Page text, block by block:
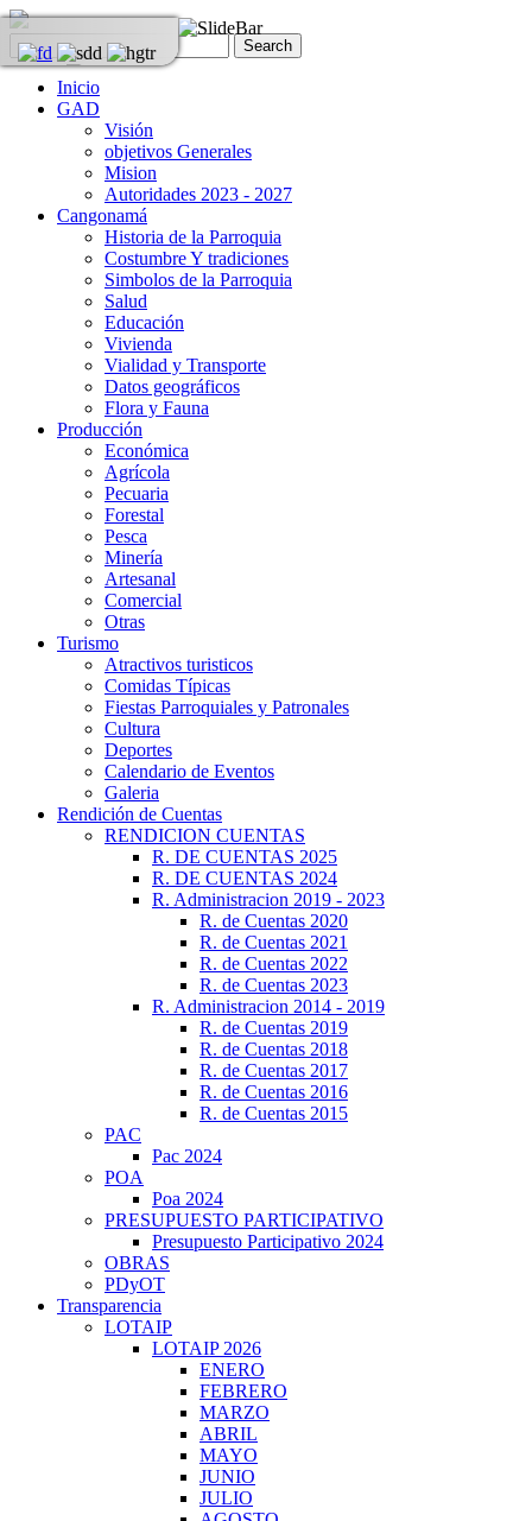
Inicio
GAD
Visión
objetivos Generales
Mision
Autoridades 2023 - 2027
Cangonamá
Historia de la Parroquia
Costumbre Y tradiciones
Simbolos de la Parroquia
Salud
Educación
Vivienda
Vialidad y Transporte
Datos geográficos
Flora y Fauna
Producción
Económica
Agrícola
Pecuaria
Forestal
Pesca
Minería
Artesanal
Comercial
Otras
Turismo
Atractivos turisticos
Comidas Típicas
Fiestas Parroquiales y Patronales
Cultura
Deportes
Calendario de Eventos
Galeria
Rendición de Cuentas
RENDICION CUENTAS
R. DE CUENTAS 2025
R. DE CUENTAS 2024
R. Administracion 2019 - 2023
R. de Cuentas 2020
R. de Cuentas 2021
R. de Cuentas 2022
R. de Cuentas 2023
R. Administracion 2014 - 2019
R. de Cuentas 2019
R. de Cuentas 2018
R. de Cuentas 2017
R. de Cuentas 2016
R. de Cuentas 2015
PAC
Pac 2024
POA
Poa 2024
PRESUPUESTO PARTICIPATIVO
Presupuesto Participativo 2024
OBRAS
PDyOT
Transparencia
LOTAIP
LOTAIP 2026
ENERO
FEBRERO
MARZO
ABRIL
MAYO
JUNIO
JULIO